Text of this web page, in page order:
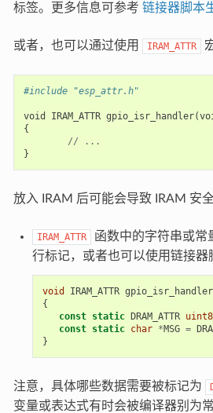
标签。更多信息可参考 链接器脚本
或者，也可以通过使用 IRAM_ATTR
#include "esp_attr.h"
void IRAM_ATTR gpio_isr_handler(
{
//
...
}
放入 IRAM 后可能会导致 IRAM 安
IRAM_ATTR 函数中的字符串或常
行标记，或者也可以使用链接器
void IRAM_ATTR gpio_isr_handler
{
const static DRAM_ATTR
const static char *MSG =
}
注意，具体哪些数据需要被标记为
变量或表达式有时会被编译器别为